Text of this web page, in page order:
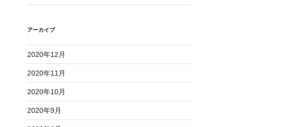
アーカイブ
2020年12月
2020年11月
2020年10月
2020年9月